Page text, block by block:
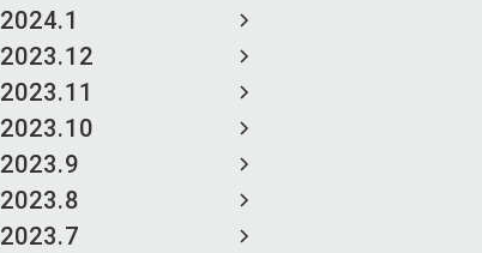
2024.1
2023.12
2023.11
2023.10
2023.9
2023.8
2023.7